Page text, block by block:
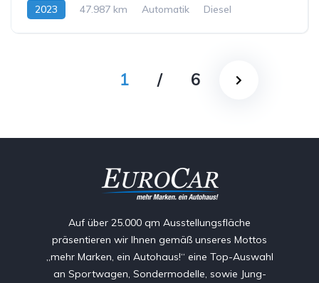
2023 47.987 km Automatik Diesel
1 / 6
Auf über 25.000 qm Ausstellungsfläche
präsentieren wir Ihnen gemäß unseres Mottos
„mehr Marken, ein Autohaus!“ eine Top-Auswahl
an Sportwagen, Sondermodelle, sowie Jung-